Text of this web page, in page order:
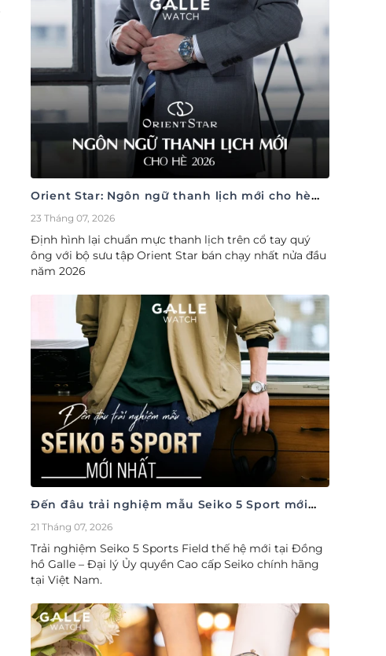
Orient Star: Ngôn ngữ thanh lịch mới cho hè
2026
23 Tháng 07, 2026
Định hình lại chuẩn mực thanh lịch trên cổ tay quý
ông với bộ sưu tập Orient Star bán chạy nhất nửa đầu
năm 2026
Đến đâu trải nghiệm mẫu Seiko 5 Sport mới
nhất
21 Tháng 07, 2026
Trải nghiệm Seiko 5 Sports Field thế hệ mới tại Đồng
hồ Galle – Đại lý Ủy quyền Cao cấp Seiko chính hãng
tại Việt Nam.